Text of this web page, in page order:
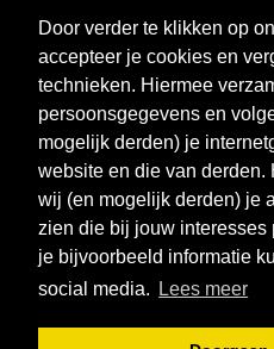
Door verder te klikken op
accepteer je cookies en
technieken. Hiermee
persoonsgegevens en
mogelijk derden) je
website en die van derden.
wij (en mogelijk derden) je
zien die bij jouw interesses
je bijvoorbeeld informatie
social media.
Lees meer
+31 598 - 320 402
Telefoonnummer:
+31 598 - 350 330
Email:
info@usa-engines.com